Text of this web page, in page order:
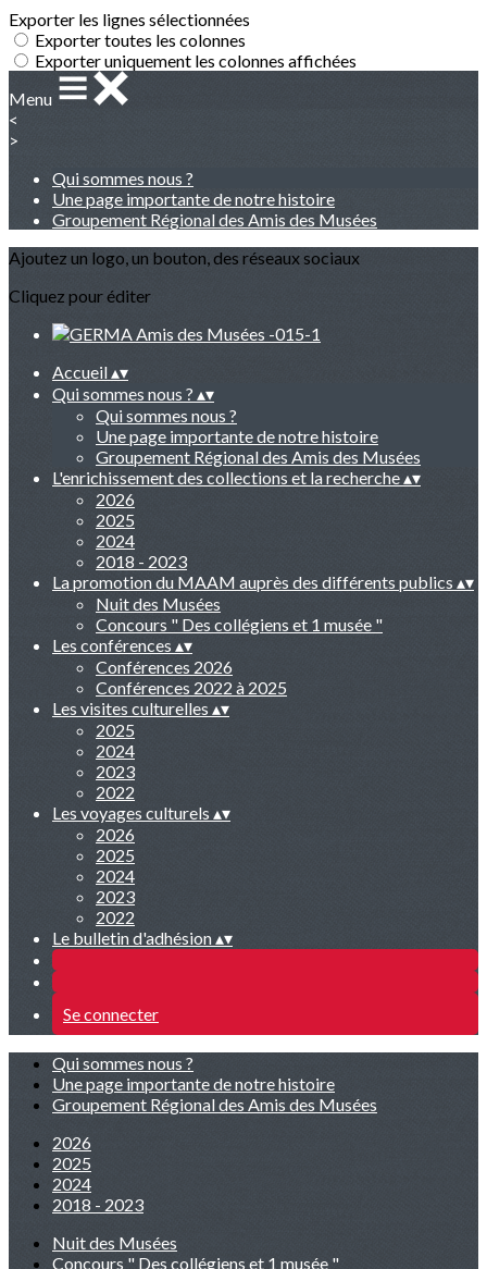
Exporter les lignes sélectionnées
Exporter toutes les colonnes
Exporter uniquement les colonnes affichées
Menu
<
>
Qui sommes nous ?
Une page importante de notre histoire
Groupement Régional des Amis des Musées
Ajoutez un logo, un bouton, des réseaux sociaux
Cliquez pour éditer
Accueil▴▾
Qui sommes nous ? ▴▾
Qui sommes nous ?
Une page importante de notre histoire
Groupement Régional des Amis des Musées
L'enrichissement des collections et la recherche▴▾
2026
2025
2024
2018 - 2023
La promotion du MAAM auprès des différents publics ▴▾
Nuit des Musées
Concours " Des collégiens et 1 musée "
Les conférences ▴▾
Conférences 2026
Conférences 2022 à 2025
Les visites culturelles ▴▾
2025
2024
2023
2022
Les voyages culturels ▴▾
2026
2025
2024
2023
2022
Le bulletin d'adhésion▴▾
Se connecter
Qui sommes nous ?
Une page importante de notre histoire
Groupement Régional des Amis des Musées
2026
2025
2024
2018 - 2023
Nuit des Musées
Concours " Des collégiens et 1 musée "